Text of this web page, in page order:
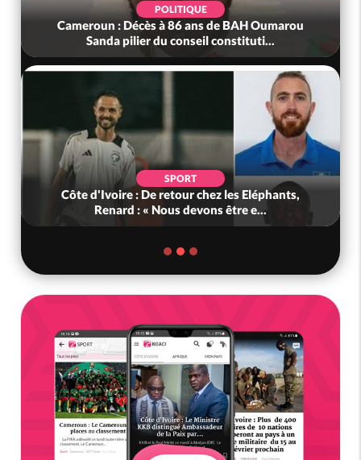
POLITIQUE
Cameroun : Décès à 86 ans de BAH Oumarou
Sanda pilier du conseil constituti...
SPORT
Côte d'Ivoire : De retour chez les Eléphants,
Renard : « Nous devons être e...